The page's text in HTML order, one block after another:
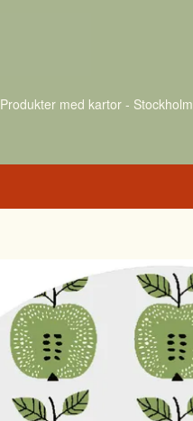
Produkter med kartor - Stockholm